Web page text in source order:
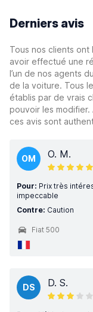
Derniers avis
Tous nos clients ont
avoir effectué une
l’un de nos agents
de la voiture. Tous
établis par de vrais
pouvoir les
ces avis sont
OM O. M.
Pour: Prix très
impeccable
Contre: Caution
Fiat 500
DS D. S.